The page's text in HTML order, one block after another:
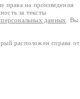
права на произведения
за тексты
данных
. Вы
расположен справа от